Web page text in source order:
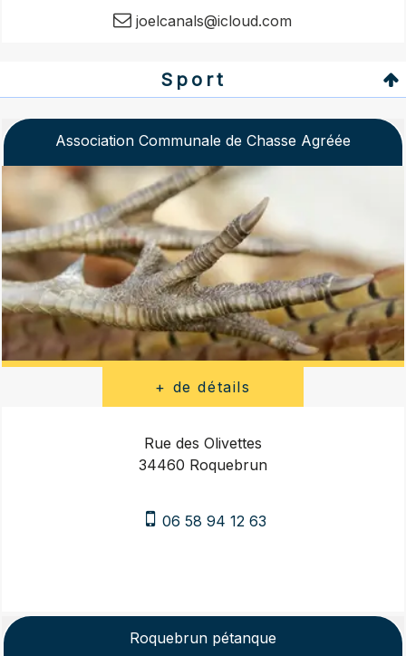
joelcanals@icloud.com
Sport
Association Communale de Chasse Agréée
Rue des Olivettes
34460 Roquebrun
06 58 94 12 63
Roquebrun pétanque